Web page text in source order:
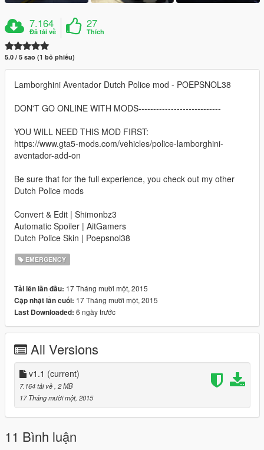
7.164
Đã tải về
27
Thích
5.0 / 5 sao (1 bỏ phiếu)
Lamborghini Aventador Dutch Police mod - POEPSNOL38
DON'T GO ONLINE WITH MODS----------------------------
YOU WILL NEED THIS MOD FIRST:
https://www.gta5-mods.com/vehicles/police-lamborghini-
aventador-add-on
Be sure that for the full experience, you check out my other
Dutch Police mods
Convert & Edit | Shimonbz3
Automatic Spoiler | AitGamers
Dutch Police Skin | Poepsnol38
EMERGENCY
Tải lên lần đầu: 17 Tháng mười một, 2015
Cập nhật lần cuối: 17 Tháng mười một, 2015
Last Downloaded: 6 ngày trước
All Versions
v1.1 (current)
7.164 tải về , 2 MB
17 Tháng mười một, 2015
11 Bình luận